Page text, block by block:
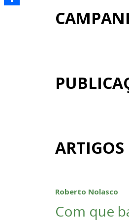
ARTIGOS
Roberto Nolasco
Com que